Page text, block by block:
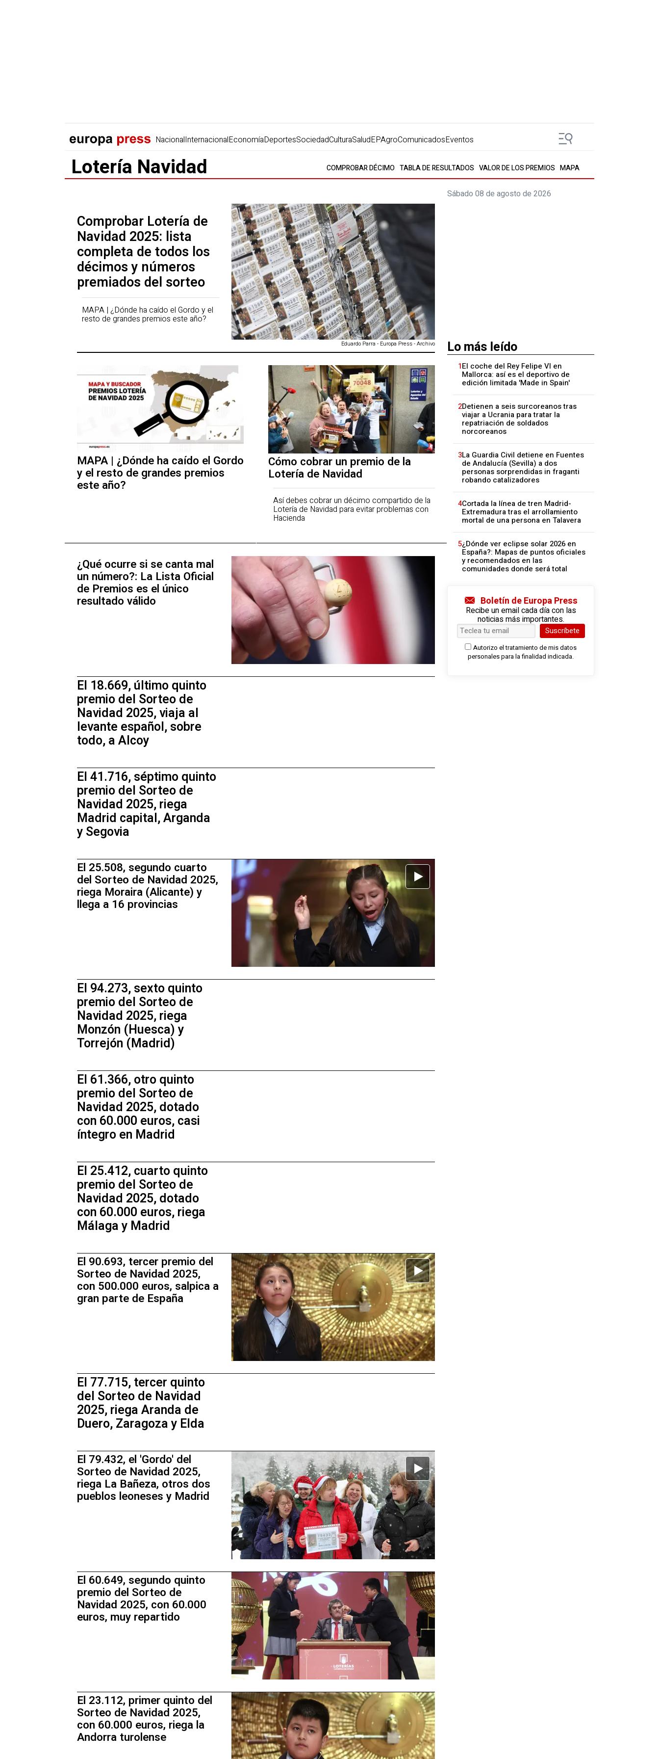
NacionalInternacionalEconomíaDeportesSociedadCulturaSaludEPAgroComunicadosEventos
Lotería Navidad COMPROBAR DÉCIMO TABLA DE RESULTADOS VALOR DE LOS PREMIOS MAPA
Eduardo Parra - Europa Press - Archivo
Comprobar Lotería de
Navidad 2025: lista
completa de todos los
décimos y números
premiados del sorteo
MAPA | ¿Dónde ha caído el Gordo y el
resto de grandes premios este año?
MAPA | ¿Dónde ha caído el Gordo
y el resto de grandes premios
este año?
Cómo cobrar un premio de la
Lotería de Navidad
Así debes cobrar un décimo compartido de la
Lotería de Navidad para evitar problemas con
Hacienda
¿Qué ocurre si se canta mal
un número?: La Lista Oficial
de Premios es el único
resultado válido
El 18.669, último quinto
premio del Sorteo de
Navidad 2025, viaja al
levante español, sobre
todo, a Alcoy
El 41.716, séptimo quinto
premio del Sorteo de
Navidad 2025, riega
Madrid capital, Arganda
y Segovia
El 25.508, segundo cuarto
del Sorteo de Navidad 2025,
riega Moraira (Alicante) y
llega a 16 provincias
El 94.273, sexto quinto
premio del Sorteo de
Navidad 2025, riega
Monzón (Huesca) y
Torrejón (Madrid)
El 61.366, otro quinto
premio del Sorteo de
Navidad 2025, dotado
con 60.000 euros, casi
íntegro en Madrid
El 25.412, cuarto quinto
premio del Sorteo de
Navidad 2025, dotado
con 60.000 euros, riega
Málaga y Madrid
El 90.693, tercer premio del
Sorteo de Navidad 2025,
con 500.000 euros, salpica a
gran parte de España
El 77.715, tercer quinto
del Sorteo de Navidad
2025, riega Aranda de
Duero, Zaragoza y Elda
El 79.432, el 'Gordo' del
Sorteo de Navidad 2025,
riega La Bañeza, otros dos
pueblos leoneses y Madrid
El 60.649, segundo quinto
premio del Sorteo de
Navidad 2025, con 60.000
euros, muy repartido
El 23.112, primer quinto del
Sorteo de Navidad 2025,
con 60.000 euros, riega la
Andorra turolense
Sábado 08 de agosto de 2026
Lo más leído
1El coche del Rey Felipe VI en
Mallorca: así es el deportivo de
edición limitada 'Made in Spain'
2Detienen a seis surcoreanos tras
viajar a Ucrania para tratar la
repatriación de soldados
norcoreanos
3La Guardia Civil detiene en Fuentes
de Andalucía (Sevilla) a dos
personas sorprendidas in fraganti
robando catalizadores
4Cortada la línea de tren Madrid-
Extremadura tras el arrollamiento
mortal de una persona en Talavera
5¿Dónde ver eclipse solar 2026 en
España?: Mapas de puntos oficiales
y recomendados en las
comunidades donde será total
Boletín de Europa Press
Recibe un email cada día con las
noticias más importantes.
Suscríbete
Autorizo el tratamiento de mis datos
personales para la finalidad indicada.